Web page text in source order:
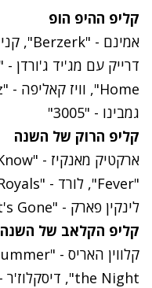
קליפ ההיפ הופ
גמבינו - "3005"
קליפ הרוק של השנה
לינקין פארק - "Until It's Gone".
קליפ הקלאב של השנה